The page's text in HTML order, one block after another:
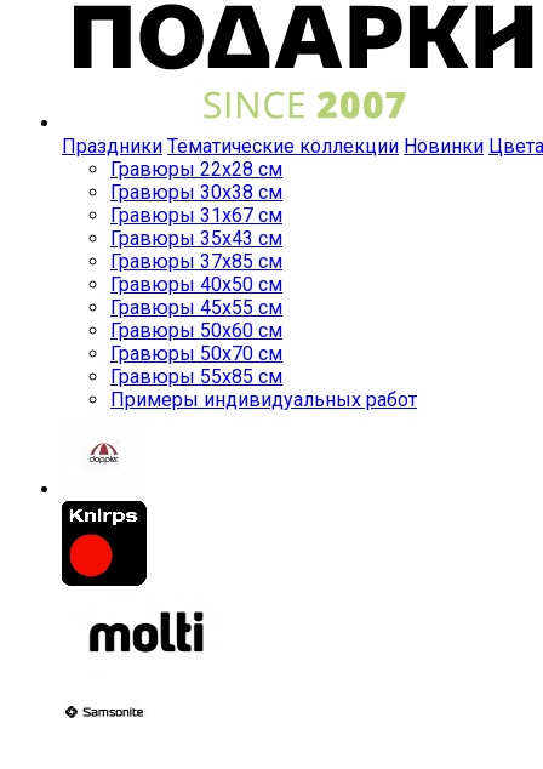
Праздники Тематические коллекции Новинки Цвета
Гравюры 22x28 см
Гравюры 30x38 см
Гравюры 31x67 см
Гравюры 35x43 см
Гравюры 37x85 см
Гравюры 40x50 см
Гравюры 45x55 см
Гравюры 50x60 см
Гравюры 50x70 см
Гравюры 55x85 см
Примеры индивидуальных работ